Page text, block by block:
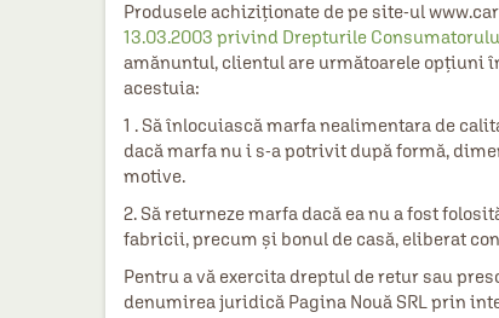
MUZICA
HOME & DECO
FILM
PAPETARIE
CEAI & ACCESORII
HAINE SI ACCESORII
BOARD GAMES
Produsele achiziționate de pe site-ul
13.03.2003 privind Drepturile
amănuntul, clientul are următoarele opțiuni
acestuia:
1 . Să înlocuiască marfa nealimentara de
dacă marfa nu i s-a potrivit după formă,
motive.
2. Să returneze marfa dacă ea nu a fost
fabricii, precum şi bonul de casă, eliberat
Pentru a vă exercita dreptul de retur sau
denumirea juridică Pagina Nouă SRL prin